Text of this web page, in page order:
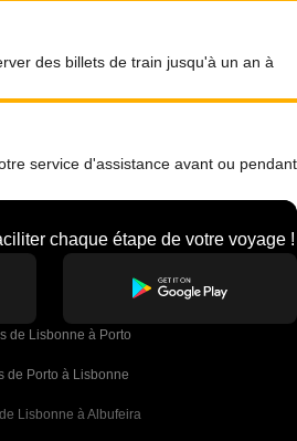
des billets de train jusqu'à un an à
service d'assistance avant ou pendant
chaque étape de votre voyage !
de Lisbonne à Porto
de Porto à Lisbonne
Lisbonne à Albufeira